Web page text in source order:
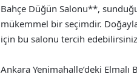
Bahçe Düğün Salonu**,
mükemmel bir seçimdir.
için bu salonu tercih
Ankara Yenimahalle’deki